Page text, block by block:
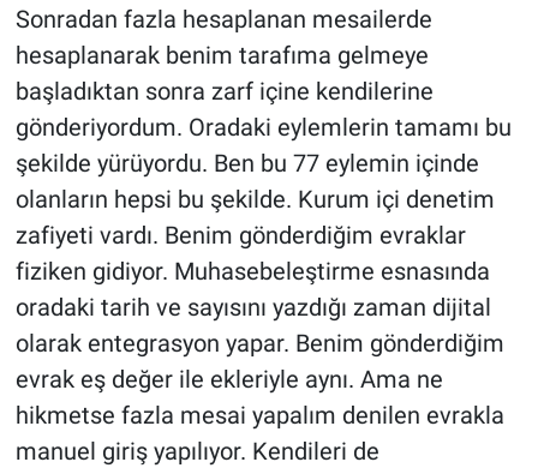
Sonradan fazla hesaplanan mesailerde
hesaplanarak benim tarafıma gelmeye
başladıktan sonra zarf içine kendilerine
gönderiyordum. Oradaki eylemlerin tamamı bu
şekilde yürüyordu. Ben bu 77 eylemin içinde
olanların hepsi bu şekilde. Kurum içi denetim
zafiyeti vardı. Benim gönderdiğim evraklar
fiziken gidiyor. Muhasebeleştirme esnasında
oradaki tarih ve sayısını yazdığı zaman dijital
olarak entegrasyon yapar. Benim gönderdiğim
evrak eş değer ile ekleriyle aynı. Ama ne
hikmetse fazla mesai yapalım denilen evrakla
manuel giriş yapılıyor. Kendileri de